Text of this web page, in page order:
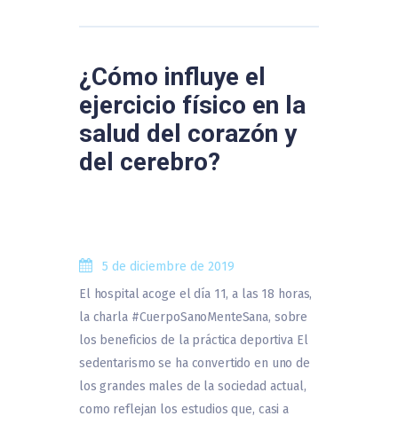
¿Cómo influye el
ejercicio físico en la
salud del corazón y
del cerebro?
5 de diciembre de 2019
El hospital acoge el día 11, a las 18 horas,
la charla #CuerpoSanoMenteSana, sobre
los beneficios de la práctica deportiva El
sedentarismo se ha convertido en uno de
los grandes males de la sociedad actual,
como reflejan los estudios que, casi a